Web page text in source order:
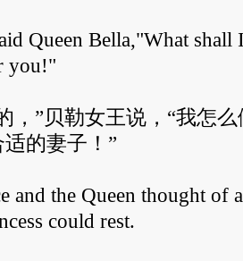
Queen Bella,"What shall
you!"
”贝勒女王说，“我怎么
的妻子！”
the Queen thought of a
could rest.